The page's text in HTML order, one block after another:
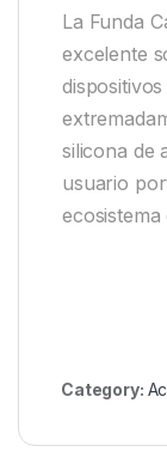
La Funda
excelente
silicona de
usuario
Category: